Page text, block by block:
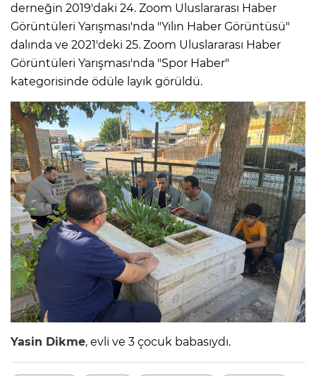
derneğin 2019'daki 24. Zoom Uluslararası Haber
Görüntüleri Yarışması'nda "Yılın Haber Görüntüsü"
dalında ve 2021'deki 25. Zoom Uluslararası Haber
Görüntüleri Yarışması'nda "Spor Haber"
kategorisinde ödüle layık görüldü.
Yasin Dikme, evli ve 3 çocuk babasıydı.